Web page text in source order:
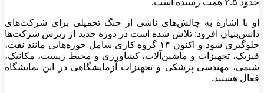
حدود ۲.۵ همت رسیده است.
او با اشاره به چالش‌های ناشی از جنگ تحمیلی برای شرکت‌های
دانش‌بنیان افزود: تلاش شده است در دوره جدید از ریزش شرکت‌ها
جلوگیری شود و اکنون ۱۴ گروه کاری شامل حوزه‌هایی مانند نفت،
فیزیک، تجهیزات و ماشین‌آلات، کشاورزی و محیط زیست، مکانیک،
شیمی، مهندسی پزشکی و تجهیزات آزمایشگاهی در این نمایشگاه
فعال هستند.